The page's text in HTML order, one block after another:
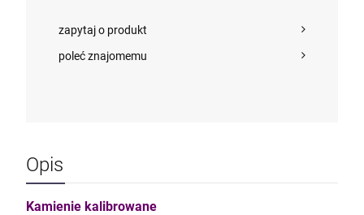
zapytaj o produkt
poleć znajomemu
Opis
Kamienie kalibrowane